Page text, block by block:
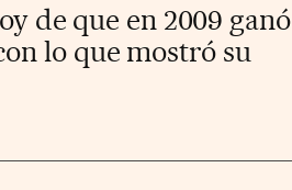
de que en 2009 ganó
lo que mostró su